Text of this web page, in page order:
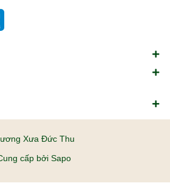
Xưa Đức Thu
cấp bởi Sapo